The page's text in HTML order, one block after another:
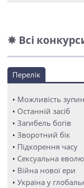
✵ Всі
Перелік
• Можливість
• Останній засіб
• Загибель богів
• Зворотний бік
• Підкорення часу
• Сексуальна
• Війна нової ери
• Україна у